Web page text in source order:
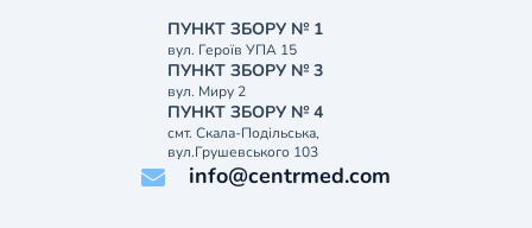
ПУНКТ ЗБОРУ № 1
вул. Героїв УПА 15
ПУНКТ ЗБОРУ № 3
вул. Миру 2
ПУНКТ ЗБОРУ № 4
смт. Скала-Подільська,
вул.Грушевського 103
info@centrmed.com